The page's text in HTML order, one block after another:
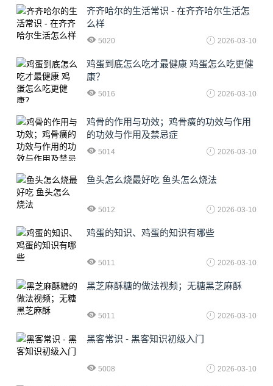
齐齐哈尔的生活常识 - 在齐齐哈尔生活怎
么样
5020 2026-03-10
鸡蛋到底怎么吃才最健康 鸡蛋怎么吃更健
康？
5016 2026-03-10
鸡骨的作用与功效；鸡骨癀的功效与作用
的功效与作用及禁忌症
5014 2026-03-10
鱼头怎么烧最好吃 鱼头怎么烧法
5012 2026-03-10
鸡蛋的知识、鸡蛋的知识有哪些
5011 2026-03-10
黑芝麻酥糖的做法视频；无糖黑芝麻酥
5011 2026-03-10
黑客常识 - 黑客知识初级入门
5008 2026-03-10